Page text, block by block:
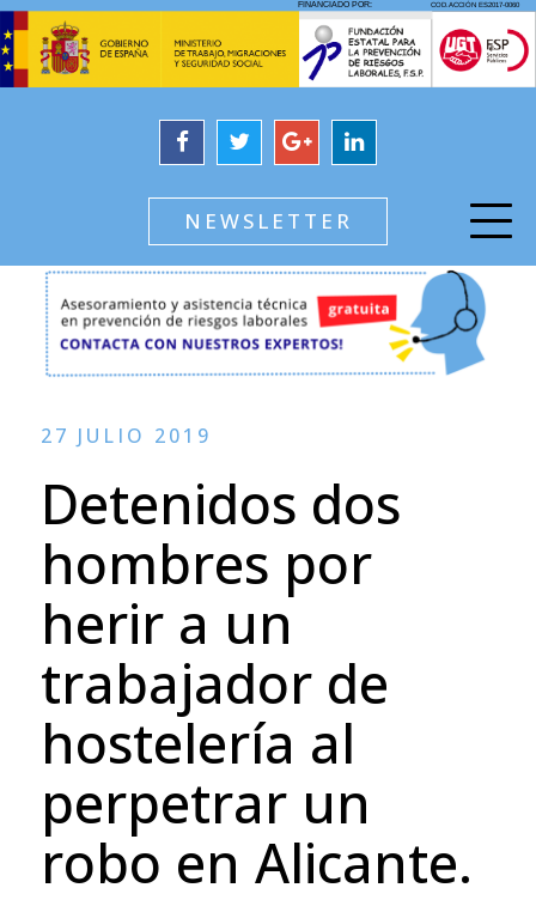
NEWSLETTER
27 JULIO 2019
Detenidos dos
hombres por
herir a un
trabajador de
hostelería al
perpetrar un
robo en Alicante.